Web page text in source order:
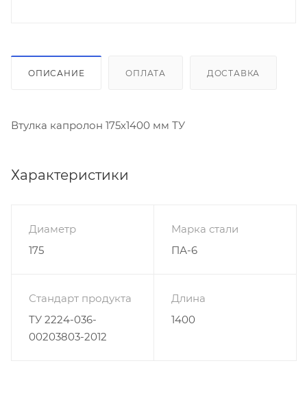
ОПИСАНИЕ ОПЛАТА ДОСТАВКА
Втулка капролон 175х1400 мм ТУ
Характеристики
Диаметр
175
Марка стали
ПА-6
Стандарт продукта
ТУ 2224-036-
00203803-2012
Длина
1400